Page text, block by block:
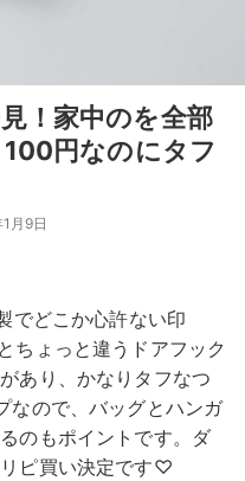
！家中のを全部
円なのにタフ
月9日
でどこか心許ない印
ちょっと違うドアフック
あり、かなりタフなつ
なので、バッグとハンガ
のもポイントです。ダ
ピ買い決定です♡